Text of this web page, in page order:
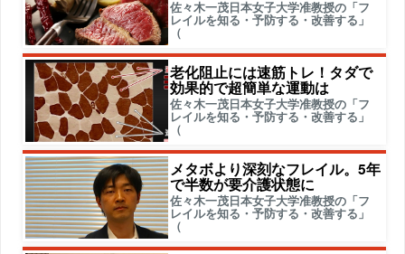
佐々木一茂日本女子大学准教授の「フ
レイルを知る・予防する・改善する」
（
老化阻止には速筋トレ！タダで
効果的で超簡単な運動は
佐々木一茂日本女子大学准教授の「フ
レイルを知る・予防する・改善する」
（
メタボより深刻なフレイル。5年
で半数が要介護状態に
佐々木一茂日本女子大学准教授の「フ
レイルを知る・予防する・改善する」
（